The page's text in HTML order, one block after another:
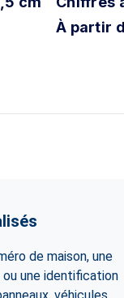
À partir
de maison, une
une identification